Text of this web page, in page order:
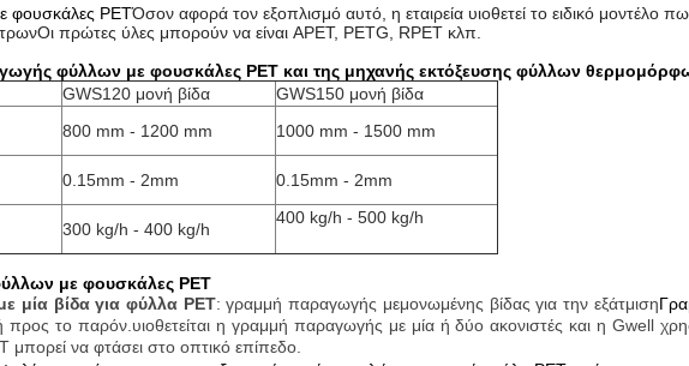
φουσκάλες PETΌσον αφορά τον εξοπλισμό αυτό, η εταιρεία υιοθετεί το ειδικό μοντέλο
πρώτες ύλες μπορούν να είναι APET, PETG, RPET κλπ.
φύλλων με φουσκάλες PET και της μηχανής εκτόξευσης φύλλων
GWS120 μονή βίδα
GWS150 μονή βίδα
800 mm - 1200 mm
1000 mm - 1500 mm
0.15mm - 2mm 0.15mm - 2mm
300 kg/h - 400 kg/h
400 kg/h - 500 kg/h
με φουσκάλες PET
μία βίδα για φύλλα PET: γραμμή παραγωγής μεμονωμένης βίδας για την εξάτμιση
το παρόν.υιοθετείται η γραμμή παραγωγής με μία ή δύο ακονιστές και η Gwell
να φτάσει στο οπτικό επίπεδο.